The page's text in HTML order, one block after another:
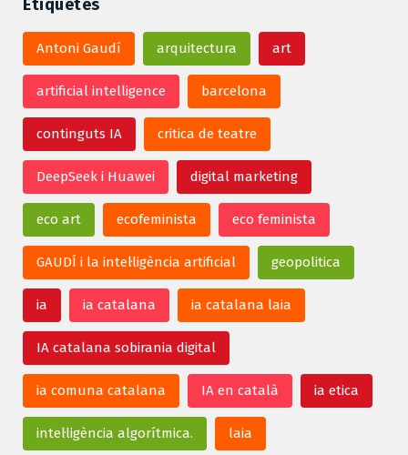
Etiquetes
Antoni Gaudí arquitectura art
artificial intelligence barcelona
continguts IA critica de teatre
DeepSeek i Huawei digital marketing
eco art ecofeminista eco feminista
GAUDÍ i la intel·ligència artificial geopolitica
ia ia catalana ia catalana laia
IA catalana sobirania digital
ia comuna catalana IA en català ia etica
intel·ligència algorítmica. laia